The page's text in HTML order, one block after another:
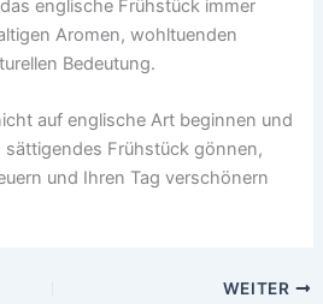
englische Frühstück immer
Aromen, wohltuenden
Bedeutung.
auf englische Art beginnen und
Frühstück gönnen,
und Ihren Tag verschönern
WEITER